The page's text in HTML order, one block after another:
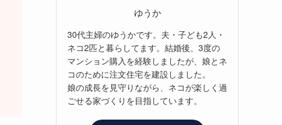
ゆうか
30代主婦のゆうかです。夫・子ども2人・
ネコ2匹と暮らしてます。結婚後、3度の
マンション購入を経験しましたが、娘とネ
コのために注文住宅を建設しました。
娘の成長を見守りながら、ネコが楽しく過
ごせる家づくりを目指しています。